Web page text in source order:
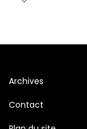
Archives
Contact